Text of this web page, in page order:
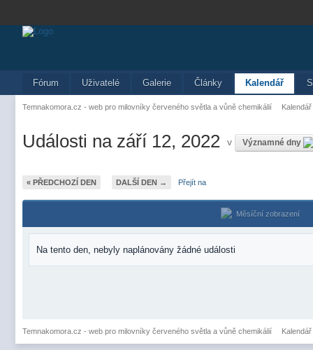
Fórum Uživatelé Galerie Články Kalendář
Temnakomora.cz - web pro milovníky červeného světla a vůně chemikálií Kalendář
Události na září 12, 2022 v Významné dny
« PŘEDCHOZÍ DEN DALŠÍ DEN → Přejít na
Měsíční zobrazení
Na tento den, nebyly naplánovány žádné události
Temnakomora.cz - web pro milovníky červeného světla a vůně chemikálií Kalendář